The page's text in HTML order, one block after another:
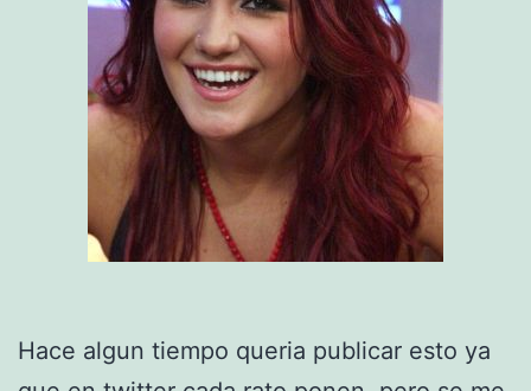
Hace algun tiempo queria publicar esto ya